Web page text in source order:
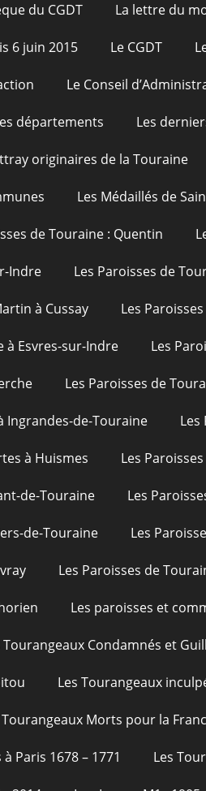
du CGDT La lettre du
6 juin 2015 Le CGDT
Le Conseil
départements Les
originaires de la Touraine
Les Médaillés de
de Touraine : Quentin
Indre Les Paroisses de
à Cussay Les
à Esvres-sur-Indre Les
Les Paroisses de
Ingrandes-de-Touraine Les
à Huismes Les
de-Touraine Les
de-Touraine Les
Les Paroisses de
Les paroisses et
Tourangeaux Condamnés et
Les Tourangeaux
Tourangeaux Morts pour la
Paris 1678 – 1771 Les